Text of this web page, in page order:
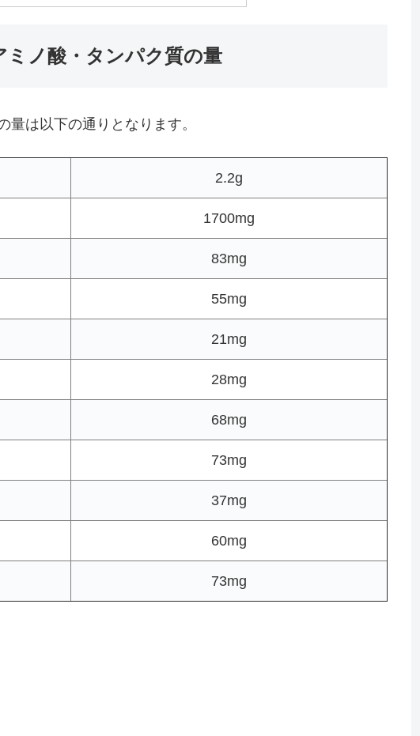
ノ酸・タンパク質の量
は以下の通りとなります。
2.2g
1700mg
83mg
55mg
21mg
28mg
68mg
73mg
37mg
60mg
73mg